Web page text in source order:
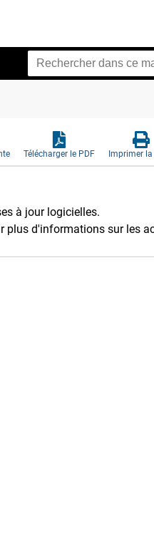
Télécharger le PDF Imprimer
à jour logicielles.
plus d'informations sur les